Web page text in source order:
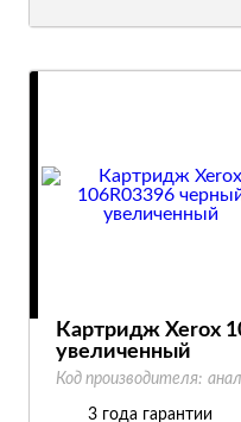
Картридж Xerox
увеличенный
Код производителя:
3 года гарантии